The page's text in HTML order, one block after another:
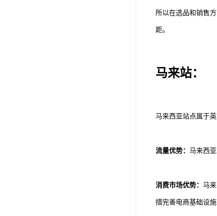
所以在选品和销售
距。
马来站：
马来西亚站点属于
流量优势： 马来西
消费市场优势： 马
措完善电商基础设